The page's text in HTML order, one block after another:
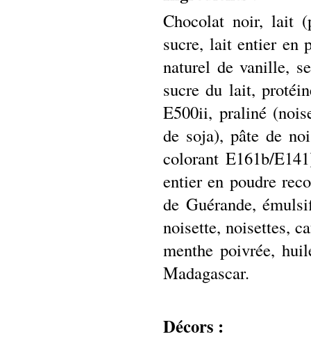
Chocolat noir, lait
sucre, lait entier en
naturel de vanille,
sucre du lait,
E500ii, praliné
de soja), pâte de
colorant E161b/
entier en poudre
de Guérande,
noisette, noisettes,
menthe poivrée,
Madagascar.
Décors :